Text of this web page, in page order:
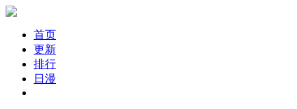
首页
更新
排行
日漫